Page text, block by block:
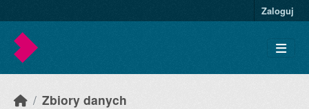
Zaloguj
Zbiory danych